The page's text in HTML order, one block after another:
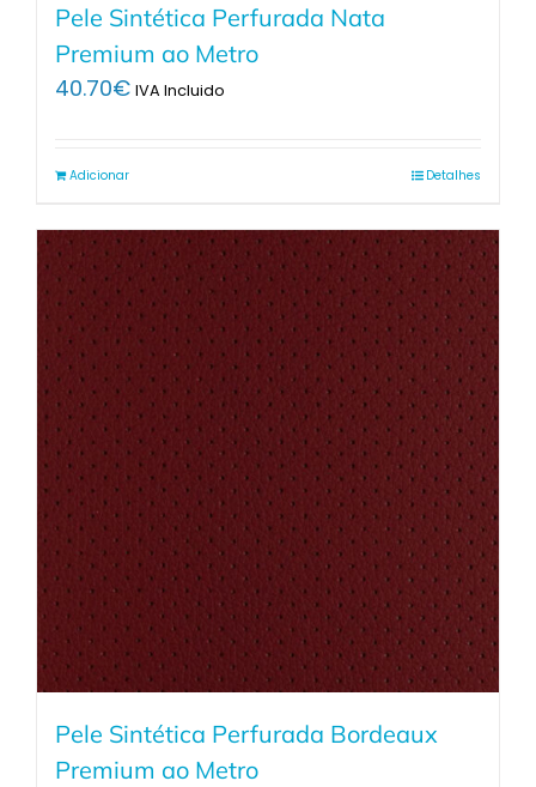
Pele Sintética Perfurada Nata
Premium ao Metro
40.70€ IVA Incluido
Adicionar Detalhes
Pele Sintética Perfurada Bordeaux
Premium ao Metro